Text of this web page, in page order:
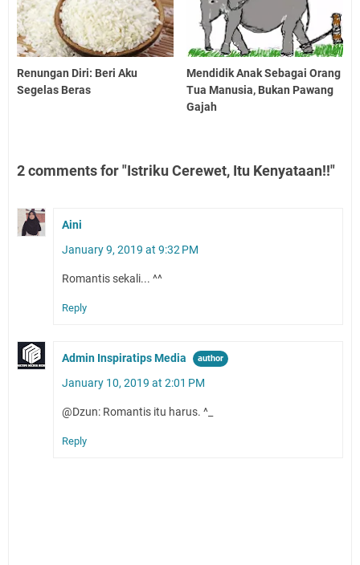
Renungan Diri: Beri Aku
Segelas Beras
Mendidik Anak Sebagai Orang
Tua Manusia, Bukan Pawang
Gajah
2 comments for "Istriku Cerewet, Itu Kenyataan!!"
Aini
January 9, 2019 at 9:32 PM
Romantis sekali... ^^
Reply
Admin Inspiratips Media
January 10, 2019 at 2:01 PM
@Dzun: Romantis itu harus. ^_
Reply